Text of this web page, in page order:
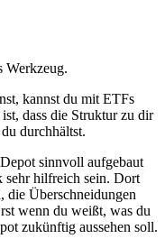
Werkzeug.
kannst du mit ETFs
dass die Struktur zu dir
durchhältst.
sinnvoll aufgebaut
sehr hilfreich sein. Dort
die Überschneidungen
wenn du weißt, was du
zukünftig aussehen soll.